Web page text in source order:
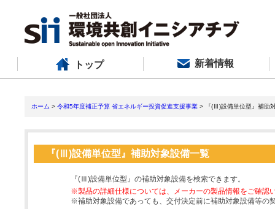
トップ 新着情報
ホーム > 令和5年度補正予算 省エネルギー投資促進支援事業 > 『(Ⅲ)設備単位型』補助
『(Ⅲ)設備単位型』補助対象設備一覧
『(Ⅲ)設備単位型』の補助対象設備を検索できます。
※製品の詳細仕様については、メーカーの製品情報をご確認
※補助対象設備であっても、交付決定前に補助対象設備等の